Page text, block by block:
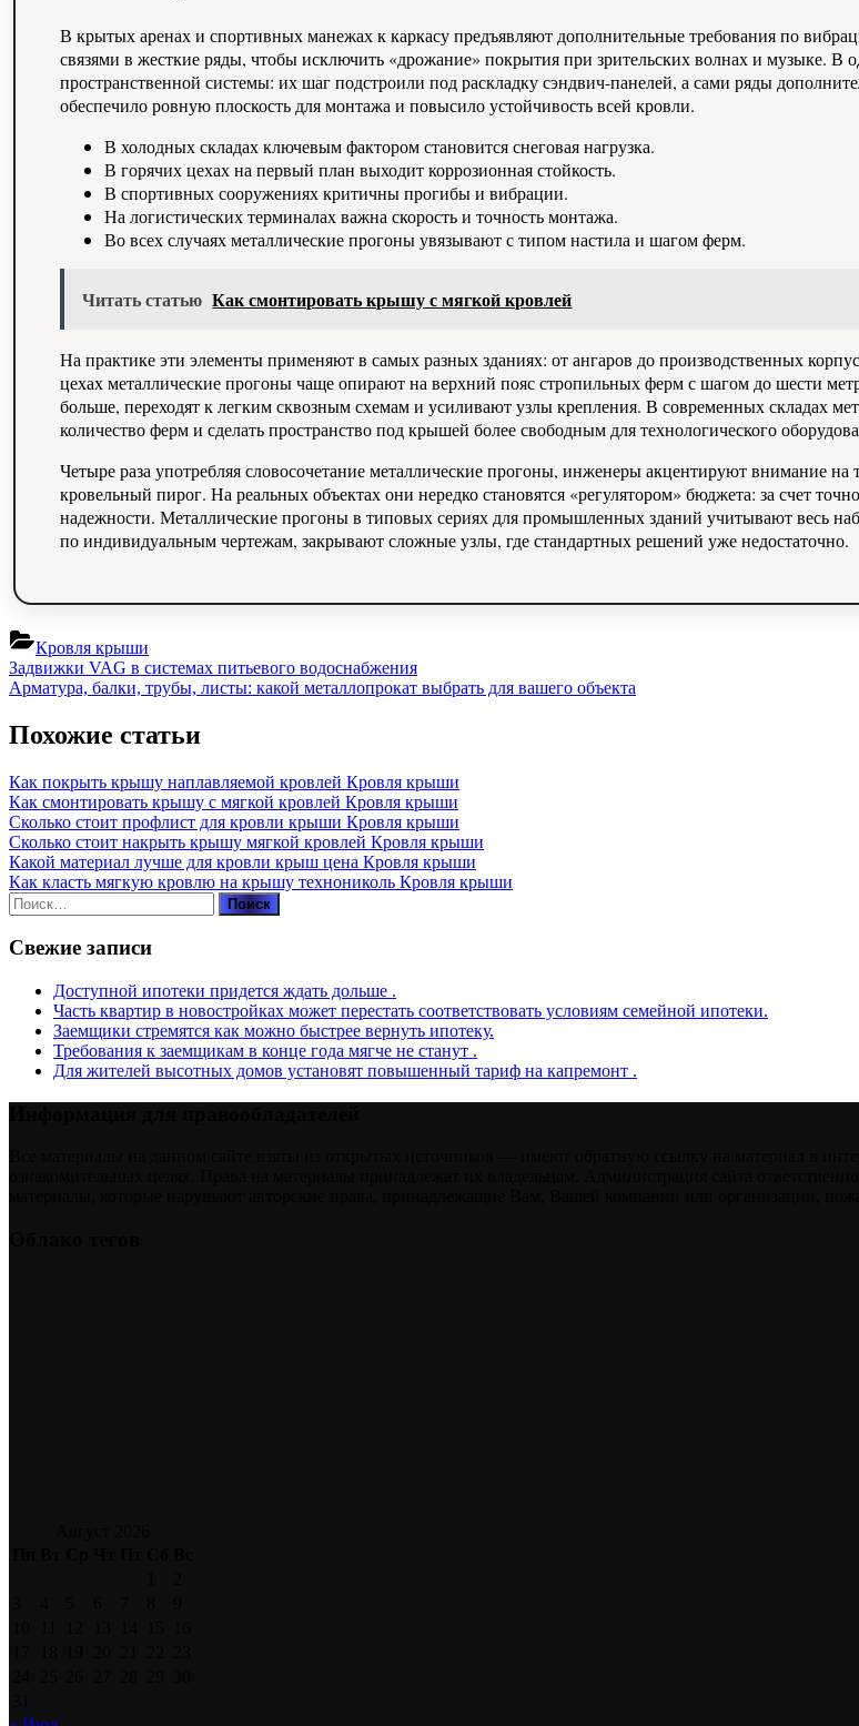
В крытых аренах и спортивных манежах к каркасу предъявляют дополнительные требования по
связями в жесткие ряды, чтобы исключить «дрожание» покрытия при зрительских волнах и музыке. В
пространственной системы: их шаг подстроили под раскладку сэндвич-панелей, а сами ряды
обеспечило ровную плоскость для монтажа и повысило устойчивость всей кровли.
В холодных складах ключевым фактором становится снеговая нагрузка.
В горячих цехах на первый план выходит коррозионная стойкость.
В спортивных сооружениях критичны прогибы и вибрации.
На логистических терминалах важна скорость и точность монтажа.
Во всех случаях металлические прогоны увязывают с типом настила и шагом ферм.
Читать статью Как смонтировать крышу с мягкой кровлей
На практике эти элементы применяют в самых разных зданиях: от ангаров до производственных
цехах металлические прогоны чаще опирают на верхний пояс стропильных ферм с шагом до шести
больше, переходят к легким сквозным схемам и усиливают узлы крепления. В современных складах
количество ферм и сделать пространство под крышей более свободным для технологического
Четыре раза употребляя словосочетание металлические прогоны, инженеры акцентируют внимание
кровельный пирог. На реальных объектах они нередко становятся «регулятором» бюджета: за счет
надежности. Металлические прогоны в типовых сериях для промышленных зданий учитывают весь
по индивидуальным чертежам, закрывают сложные узлы, где стандартных решений уже недостаточно.
Кровля крыши
Навигация
по
записям
Previous
Post:
Задвижки VAG в системах питьевого водоснабжения
Next
Арматура, балки, трубы, листы: какой металлопрокат выбрать для вашего объекта
Похожие статьи
Как покрыть крышу наплавляемой кровлей Кровля крыши
Как смонтировать крышу с мягкой кровлей Кровля крыши
Сколько стоит профлист для кровли крыши Кровля крыши
Сколько стоит накрыть крышу мягкой кровлей Кровля крыши
Какой материал лучше для кровли крыш цена Кровля крыши
Как класть мягкую кровлю на крышу технониколь Кровля крыши
Найти:
Свежие записи
Доступной ипотеки придется ждать дольше .
Часть квартир в новостройках может перестать соответствовать условиям семейной ипотеки.
Заемщики стремятся как можно быстрее вернуть ипотеку.
Требования к заемщикам в конце года мягче не станут .
Для жителей высотных домов установят повышенный тариф на капремонт .